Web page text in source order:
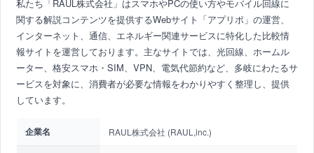
私たち「RAUL株式会社」はスマホやPCの使い方やモバイル回線に
関する解説コンテンツを提供するWebサイト「アプリポ」の運営、
インターネット、通信、エネルギー関連サービスに特化した比較情
報サイトを運営しております。主なサイトでは、光回線、ホームル
ーター、格安スマホ・SIM、VPN、電気代節約など、多岐にわたるサ
ービスを対象に、消費者が必要な情報をわかりやすく整理し、提供
しています。
企業名 RAUL株式会社 (RAUL,inc.)